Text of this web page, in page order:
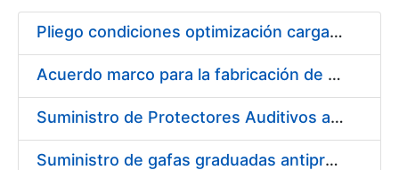
Pliego condiciones optimización cargas compras firmado
Acuerdo marco para la fabricación de piezas
Suministro de Protectores Auditivos a medida para las personas trabajadoras de los Centros de Trabajo de Madrid y Burgos
Suministro de gafas graduadas antiproyecciones para los trabajadores de la FNMT-RCM en los centros de trabajo de Madrid y Burgos